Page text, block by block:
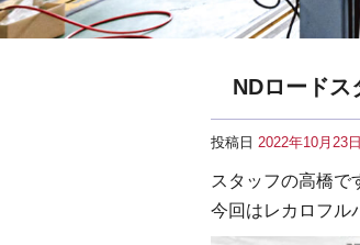
NDロード
投稿日 2022年10月23日
スタッフの高橋で
今回はレカロフル